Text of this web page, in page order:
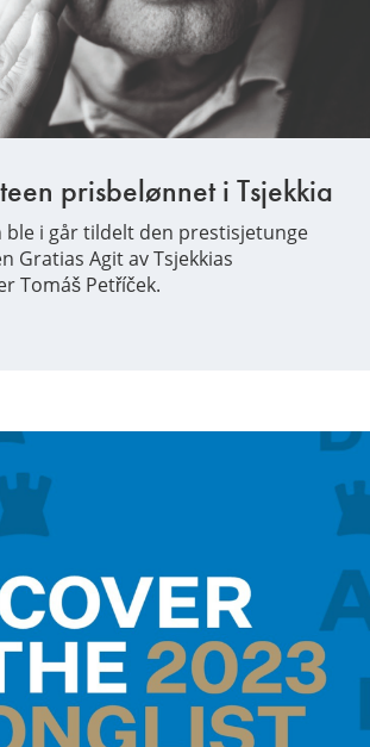
prisbelønnet i Tsjekkia
ble i går tildelt den prestisjetunge
Gratias Agit av Tsjekkias
Tomáš Petříček.